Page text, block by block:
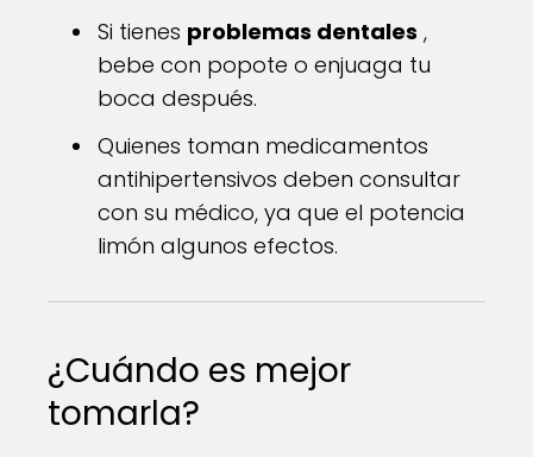
Si tienes problemas dentales ,
bebe con popote o enjuaga tu
boca después.
Quienes toman medicamentos
antihipertensivos deben consultar
con su médico, ya que el potencia
limón algunos efectos.
¿Cuándo es mejor
tomarla?